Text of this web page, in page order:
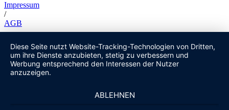
Impressum
/
AGB
Diese Seite nutzt Website-Tracking-Technologien von Dritten,
um ihre Dienste anzubieten, stetig zu verbessern und
Werbung entsprechend den Interessen der Nutzer
anzuzeigen.
ABLEHNEN